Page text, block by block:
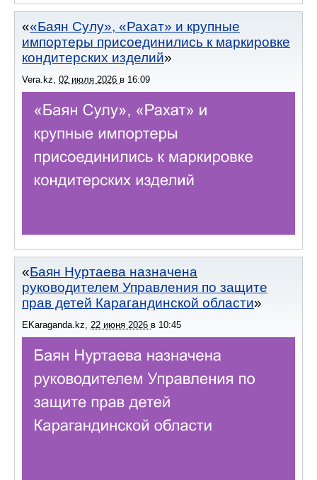
«Баян Сулу», «Рахат» и крупные
импортеры присоединились к маркировке
кондитерских изделий
Vera.kz, 02 июля 2026 в 16:09
Баян Нуртаева назначена
руководителем Управления по защите
прав детей Карагандинской области
EKaraganda.kz, 22 июня 2026 в 10:45